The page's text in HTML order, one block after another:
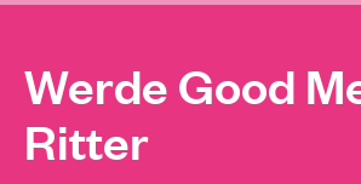
Werde Good
Ritter